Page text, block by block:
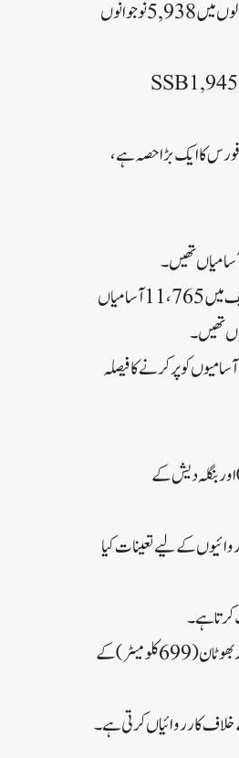
سی آئی ایس ایف نے 12,482 نوجوانوں کو بھرتی کیا، آئی ٹی بی پی نے 5,965 اور آسام رائفلز نے گزشتہ پانچ سالوں میں 5,938 نوجوانوں
2022 میں بھی، جولائی تک، چھ مرکزی فورسز نے 10,377 نوجوانوں کو بھرتی کیا – 6,509 CRPF میں، 1,945 SSB
آرمڈ پولیس فورس کا ایک بڑا حصہ ہے،
جب کہ سی آر پی ایف میں 27,510 آسامیاں تھیں، بی ایس ایف میں 23،435 آسامیاں تھیں، سی آئی ایس ایف میں 11،765 آسامیاں
میں موجودہ خالی آسامیوں کو پر کرنے کا فیصلہ
لائن آف کنٹرول کے) اور بنگلہ دیش کے
کے لیے تعینات کیا
ITBP 3,488 کلومیٹر لمبی چین-ہندوستان سرحد کی حفاظت کرتا ہے۔ SSB نیپال (1,751 کلومیٹر) اور بھوٹان (699 کلومیٹر) کے
کے خلاف کارروائیاں کرتی ہے۔